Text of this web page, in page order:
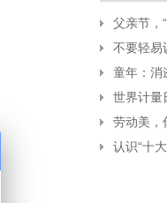
父亲节，
不要轻易
童年：消
世界计量
劳动美，
认识“十